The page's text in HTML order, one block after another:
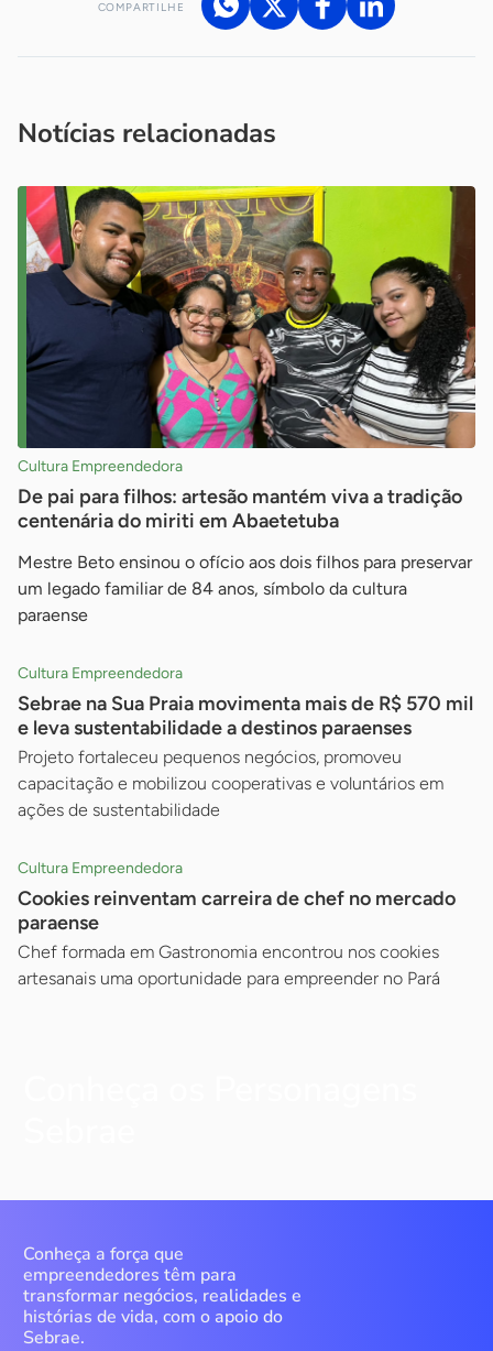
COMPARTILHE
Notícias relacionadas
Cultura Empreendedora
De pai para filhos: artesão mantém viva a tradição
centenária do miriti em Abaetetuba
Mestre Beto ensinou o ofício aos dois filhos para preservar
um legado familiar de 84 anos, símbolo da cultura
paraense
Cultura Empreendedora
Sebrae na Sua Praia movimenta mais de R$ 570 mil
e leva sustentabilidade a destinos paraenses
Projeto fortaleceu pequenos negócios, promoveu
capacitação e mobilizou cooperativas e voluntários em
ações de sustentabilidade
Cultura Empreendedora
Cookies reinventam carreira de chef no mercado
paraense
Chef formada em Gastronomia encontrou nos cookies
artesanais uma oportunidade para empreender no Pará
Conheça a força que
empreendedores têm para
transformar negócios, realidades e
histórias de vida, com o apoio do
Sebrae.